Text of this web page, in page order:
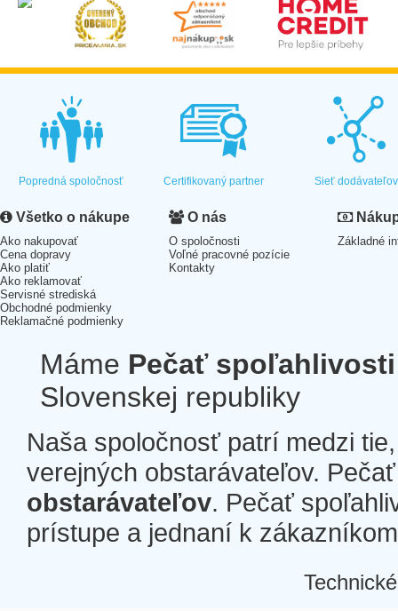
Popredná spoločnosť Certifikovaný partner Sieť dodávateľov
Všetko o nákupe
Ako nakupovať
Cena dopravy
Ako platiť
Ako reklamovať
Servisné strediská
Obchodné podmienky
Reklamačné podmienky
O nás
O spoločnosti
Voľné pracovné pozície
Kontakty
Základné
Máme Pečať spoľahlivosti
Slovenskej republiky
Naša spoločnosť patrí medzi
verejných obstarávateľov.
obstarávateľov. Pečať
prístupe a jednaní k